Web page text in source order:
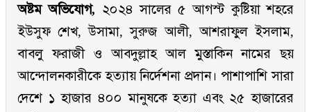
অষ্টম অভিযোগ, ২০২৪ সালের ৫ আগস্ট কুষ্টিয়া শহরে
ইউসুফ শেখ, উসামা, সুরুজ আলী, আশরাফুল ইসলাম,
বাবলু ফরাজী ও আবদুল্লাহ আল মুস্তাকিন নামের ছয়
আন্দোলনকারীকে হত্যায় নির্দেশনা প্রদান। পাশাপাশি সারা
দেশে ১ হাজার ৪০০ মানুষকে হত্যা এবং ২৫ হাজারের